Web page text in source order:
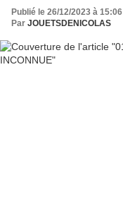
Publié le 26/12/2023 à 15:06
Par JOUETSDENICOLAS